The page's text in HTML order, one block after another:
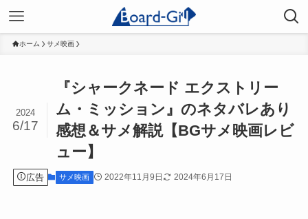
ホーム サメ映画
『シャークネード エクストリー
ム・ミッション』のネタバレあり
感想＆サメ解説【BGサメ映画レビ
ュー】
2024
6/17
広告 サメ映画 2022年11月9日 2024年6月17日